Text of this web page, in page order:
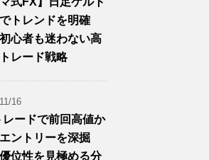
トレンドを明確
心者も迷わない高
レード戦略
16
レードで前回高値か
ントリーを深掘
位性を見極める分